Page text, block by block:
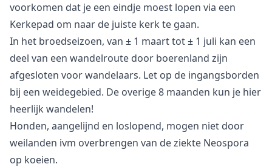
voorkomen dat je een eindje moest lopen via een
Kerkepad om naar de juiste kerk te gaan.
In het broedseizoen, van ± 1 maart tot ± 1 juli kan een
deel van een wandelroute door boerenland zijn
afgesloten voor wandelaars. Let op de ingangsborden
bij een weidegebied. De overige 8 maanden kun je hier
heerlijk wandelen!
Honden, aangelijnd en loslopend, mogen niet door
weilanden ivm overbrengen van de ziekte Neospora
op koeien.